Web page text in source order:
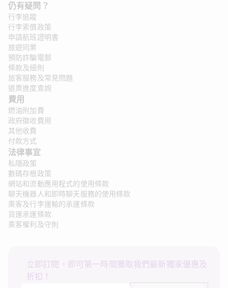
仍有疑問？
行李追蹤
行李索償政策
申請航班證明書
旅遊同業
預防詐騙電郵
條款及細則
旅客服務及常見問題
退票進度查詢
費用
燃油附加費
政府徵收費用
其他收費
付款方式
法律事宜
私隱政策
數碼存根政策
網站和流動應用程式的使用條款
聊天機器人和即時聊天服務的使用條款
乘客及行李運輸的承運條款
貨運承運條款
乘客權利及守則
立即訂閱，即可第一時間獲取我們最新獨家優惠及
折扣！